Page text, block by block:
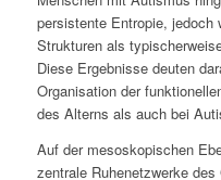
persistente Entropie, jedoch
Strukturen als
Diese Ergebnisse deuten
Organisation der
des Alterns als auch bei
Auf der mesoskopischen
zentrale Ruhenetzwerke